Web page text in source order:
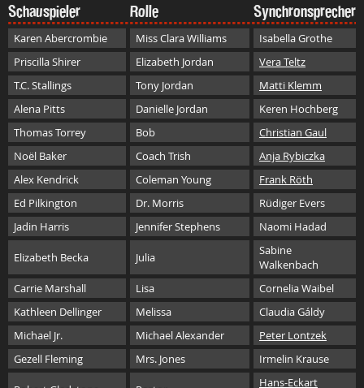
Schauspieler Rolle Synchronsprecher
Karen Abercrombie Miss Clara Williams
Isabella Grothe
Priscilla Shirer
Elizabeth Jordan
Vera Teltz
T.C. Stallings
Tony Jordan
Matti Klemm
Alena Pitts
Danielle Jordan
Keren Hochberg
Thomas Torrey
Bob
Christian Gaul
Noël Baker
Coach Trish
Anja Rybiczka
Alex Kendrick
Coleman Young
Frank Röth
Ed Pilkington
Dr. Morris
Rüdiger Evers
Jadin Harris
Jennifer Stephens Naomi Hadad
Elizabeth Becka Julia
Sabine
Walkenbach
Carrie Marshall
Lisa
Cornelia Waibel
Kathleen Dellinger
Melissa
Claudia Gáldy
Michael Jr.
Michael Alexander
Peter Lontzek
Gezell Fleming
Mrs. Jones Irmelin Krause
Hans-Eckart